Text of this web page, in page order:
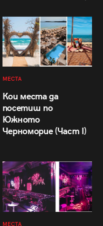
МЕСТА
Кои места да
посетиш по
Южното
Черноморие (Част I)
МЕСТА